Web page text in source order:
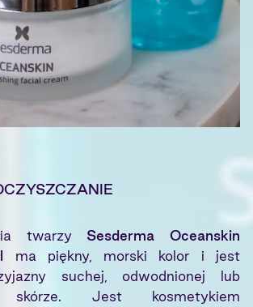
twarzySesderma Oceanskin
ma piękny, morski kolor i jest
suchej, odwodnionej lub
skórze. Jest kosmetykiem